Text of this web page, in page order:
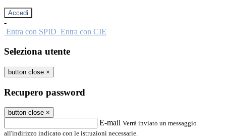
-
Entra con SPID Entra con CIE
Seleziona utente
button close ×
Recupero password
button close ×
E-mail Verrà inviato un messaggio
all'indirizzo indicato con le istruzioni necessarie.